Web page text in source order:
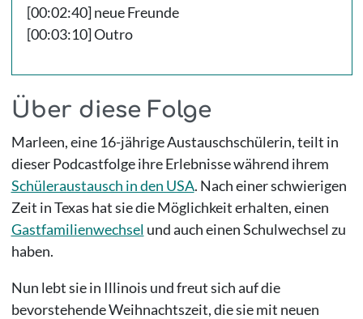
[00:02:40] neue Freunde
[00:03:10] Outro
Über diese Folge
Marleen, eine 16-jährige Austauschschülerin, teilt in
dieser Podcastfolge ihre Erlebnisse während ihrem
Schüleraustausch in den USA. Nach einer schwierigen
Zeit in Texas hat sie die Möglichkeit erhalten, einen
Gastfamilienwechsel und auch einen Schulwechsel zu
haben.
Nun lebt sie in Illinois und freut sich auf die
bevorstehende Weihnachtszeit, die sie mit neuen